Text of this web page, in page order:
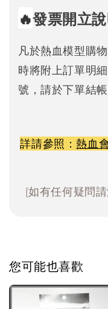
🔥發票開立說
凡於熱血模型購
時將附上訂單明
號，請於下單結
詳請參照：熱血
[如有任何疑問
您可能也喜歡